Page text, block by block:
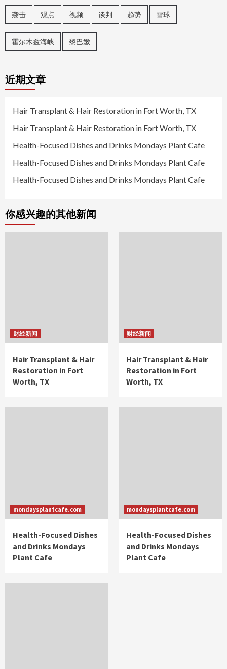
袭击 观点 视频 谈判 趋势 雪球
霍尔木兹海峡 黎巴嫩
近期文章
Hair Transplant & Hair Restoration in Fort Worth, TX
Hair Transplant & Hair Restoration in Fort Worth, TX
Health-Focused Dishes and Drinks Mondays Plant Cafe
Health-Focused Dishes and Drinks Mondays Plant Cafe
Health-Focused Dishes and Drinks Mondays Plant Cafe
你感兴趣的其他新闻
财经新闻
Hair Transplant & Hair
Restoration in Fort
Worth, TX
财经新闻
Hair Transplant & Hair
Restoration in Fort
Worth, TX
mondaysplantcafe.com
Health-Focused Dishes
and Drinks Mondays
Plant Cafe
mondaysplantcafe.com
Health-Focused Dishes
and Drinks Mondays
Plant Cafe